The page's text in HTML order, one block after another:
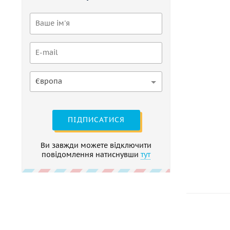
Європа
ПІДПИСАТИСЯ
Ви завжди можете відключити
повідомлення натиснувши тут